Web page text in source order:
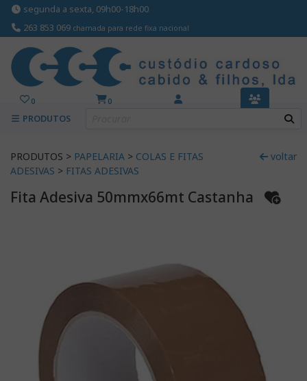
segunda a sexta, 09h00-18h00
263 853 069 chamada para rede fixa nacional
0 0
PRODUTOS
PRODUTOS > PAPELARIA > COLAS E FITAS
ADESIVAS > FITAS ADESIVAS
voltar
Fita Adesiva 50mmx66mt Castanha